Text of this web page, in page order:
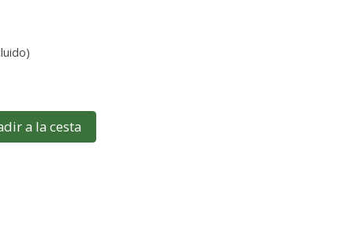
a la cesta